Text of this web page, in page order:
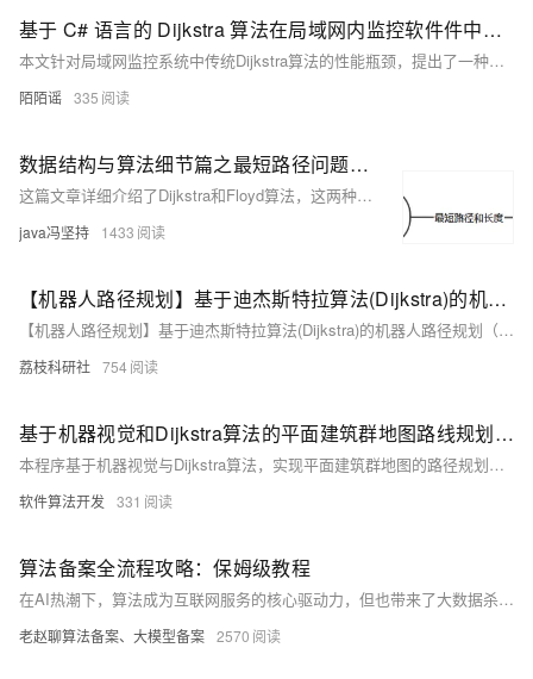
基于 C# 语言的 Dijkstra 算法在局域网内监控软件件中的优化与实现研究
本文针对局域网监控系统中传统Dijkstra算法的性能瓶颈，提出了一种基于优先队列和邻接表优化的改进方案。通过重构数据结构与计算流程，将时间复杂度从O(V²)降至O((V+E)logV)，显著提升大规模网络环境下的计算效率与资源利用率。实验表明，优化后算法在包含1000节点、5000链路的网络中，计算时间缩短37.2%，内存占用减少21.5%。该算法适用于网络拓扑发现、异常流量检测、故障定位及负载均衡优化等场景，为智能化局域网监控提供了有效支持。
陌陌谣 335
数据结构与算法细节篇之最短路径问题：Dijkstra和Floyd算法详细描述，java语言实现。
这篇文章详细介绍了Dijkstra和Floyd算法，这两种算法分别用于解决单源和多源最短路径问题，并且提供了Java语言的实现代码。
java冯坚持 1433
【机器人路径规划】基于迪杰斯特拉算法(Dijkstra)的机器人路径规划（Python代码实现）
【机器人路径规划】基于迪杰斯特拉算法(Dijkstra)的机器人路径规划（Python代码实现）
荔枝科研社 754
基于机器视觉和Dijkstra算法的平面建筑群地图路线规划matlab仿真
本程序基于机器视觉与Dijkstra算法，实现平面建筑群地图的路径规划。通过MATLAB 2022A读取地图图像，识别障碍物并进行路径搜索，支持鼠标选择起点与终点，最终显示最优路径及长度，适用于智能导航与机器人路径规划场景。
软件算法开发 331
算法备案全流程攻略：保姆级教程
在AI热潮下，算法成为互联网服务的核心驱动力，但也带来了大数据杀熟、算法歧视等问题。为规范行业发展，算法备案制度应运而生。该制度涵盖网站、APP等多种产品形式，要求企业在2个月内完成备案，依据《互联网信息服务算法推荐管理规定》等法规。未备案企业可能面临无法上线、罚款甚至刑罚的后果。备案流程包括注册、主体备案、信息填报及审核，确保算法合规运营。通过悬挂备案号、标识AI生成内容和定期自查，企业需持续维护算法安全与合规。
老赵聊算法备案、大模型备案 2570